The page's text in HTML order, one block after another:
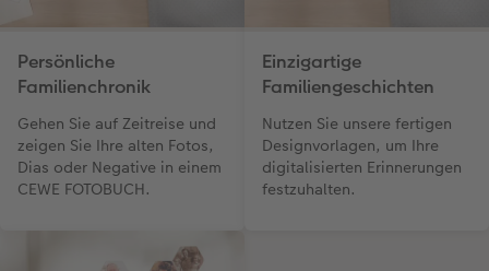
Persönliche
Familienchronik
Gehen Sie auf Zeitreise und
zeigen Sie Ihre alten Fotos,
Dias oder Negative in einem
CEWE FOTOBUCH.
Einzigartige
Familiengeschichten
Nutzen Sie unsere fertigen
Designvorlagen, um Ihre
digitalisierten Erinnerungen
festzuhalten.